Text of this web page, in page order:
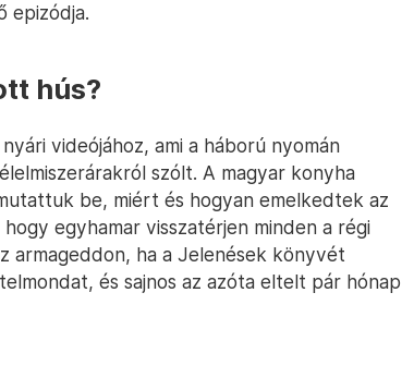
epizódja.
hús?
videójához, ami a háború nyomán
szólt. A magyar konyha
be, miért és hogyan emelkedtek az
egyhamar visszatérjen minden a régi
armageddon, ha a Jelenések könyvét
és sajnos az azóta eltelt pár hónap